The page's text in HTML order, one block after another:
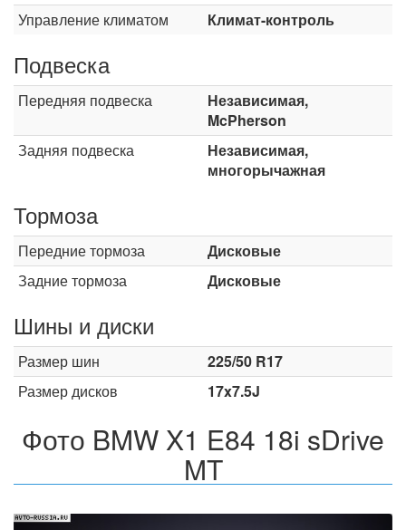
Управление климатом Климат-контроль
Подвеска
Передняя подвеска
Независимая,
McPherson
Задняя подвеска
Независимая,
многорычажная
Тормоза
Передние тормоза
Дисковые
Задние тормоза
Дисковые
Шины и диски
Размер шин
225/50 R17
Размер дисков
17x7.5J
Фото BMW X1 E84 18i sDrive
MT